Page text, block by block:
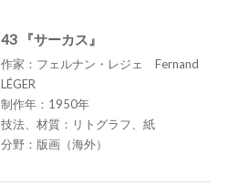
43 『サーカス』
作家：フェルナン・レジェ Fernand
LÉGER
制作年：1950年
技法、材質：リトグラフ、紙
分野：版画（海外）